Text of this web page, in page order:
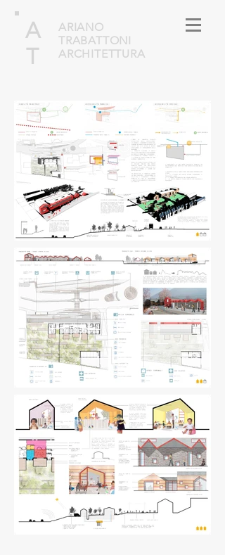
A
T
ARIANO
TRABATTONI
ARCHITETTURA